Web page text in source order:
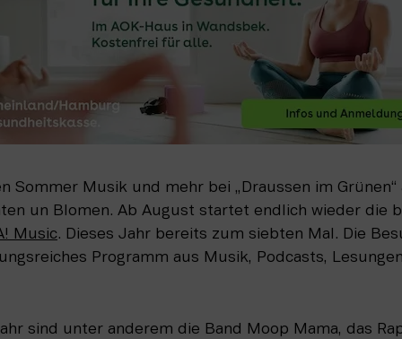
Sommer Musik und mehr bei „Draussen im
un Blomen. Ab August startet endlich wieder die
Music. Dieses Jahr bereits zum siebten Mal. Die
Programm aus Musik, Podcasts,
sind unter anderem die Band Moop Mama, das